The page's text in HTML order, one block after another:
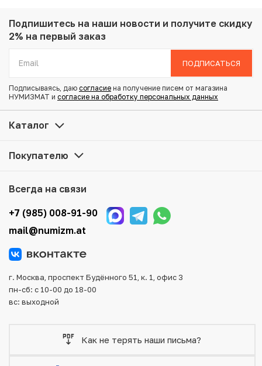
Металл: Биметалл
Вес: 11.87 г
Состояние: UNC
Купить 1 миллион лир 2003 года Турция «535 лет
Стамбульскому монетному двору — 12 ноября» по
привлекательной цене можно в нашем интернет-
наличии на нашем складе.
того, возможен самовывоз товара из офиса магазина.
Для вашего удобства представлены несколько способов
оплаты и доставки заказа. Все отправления надежно и
тщательно упаковываются, что исключает возможность
Подпишитесь на наши новости и получите скидку
2% на первый заказ
ПОДПИСАТЬСЯ
Подписываясь, даю согласие на получение писем от магазина
НУМИЗМАТ и согласие на обработку персональных данных
Каталог
Покупателю
Всегда на связи
+7 (985) 008-91-90
mail@numizm.at
г. Москва, проспект Будённого 51, к. 1, офис 3
пн-сб: с 10-00 до 18-00
вс: выходной
Как не терять наши письма?